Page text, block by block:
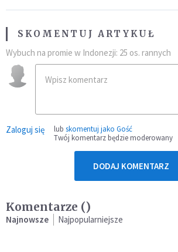
SKOMENTUJ ARTYKUŁ
Wybuch na promie w Indonezji: 25 os. rannych
Zaloguj się lub skomentuj jako Gość
Twój komentarz będzie moderowany
DODAJ KOMENTARZ
Komentarze ()
Najnowsze Najpopularniejsze